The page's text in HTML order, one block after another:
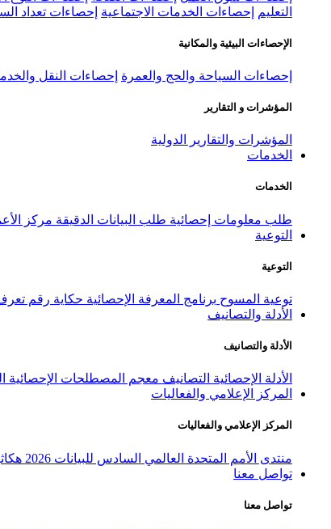
التعليم
إحصاءات الخدمات الاجتماعية إحصاءات تعداد
الإحصاءات البيئية والمكانية
إحصاءات السياحة والحج والعمرة إحصاءات النقل
المؤشرات و التقارير
المؤشرات والتقارير الدولية
الخدمات
الخدمات
طلب معلومات إحصائية طلب البيانات الدقيقة مركز
التوعية
التوعية
توعية المسوح برنامج المعرفة الإحصائية حكاية رقم
الأدلة والتصانيف
الأدلة والتصانيف
الأدلة الإحصائية التصانيف معجم المصطلحات الإحصائية
المركز الإعلامي والفعاليات
المركز الإعلامي والفعاليات
منتدى الأمم المتحدة العالمي السادس للبيانات 2026
تواصل معنا
تواصل معنا